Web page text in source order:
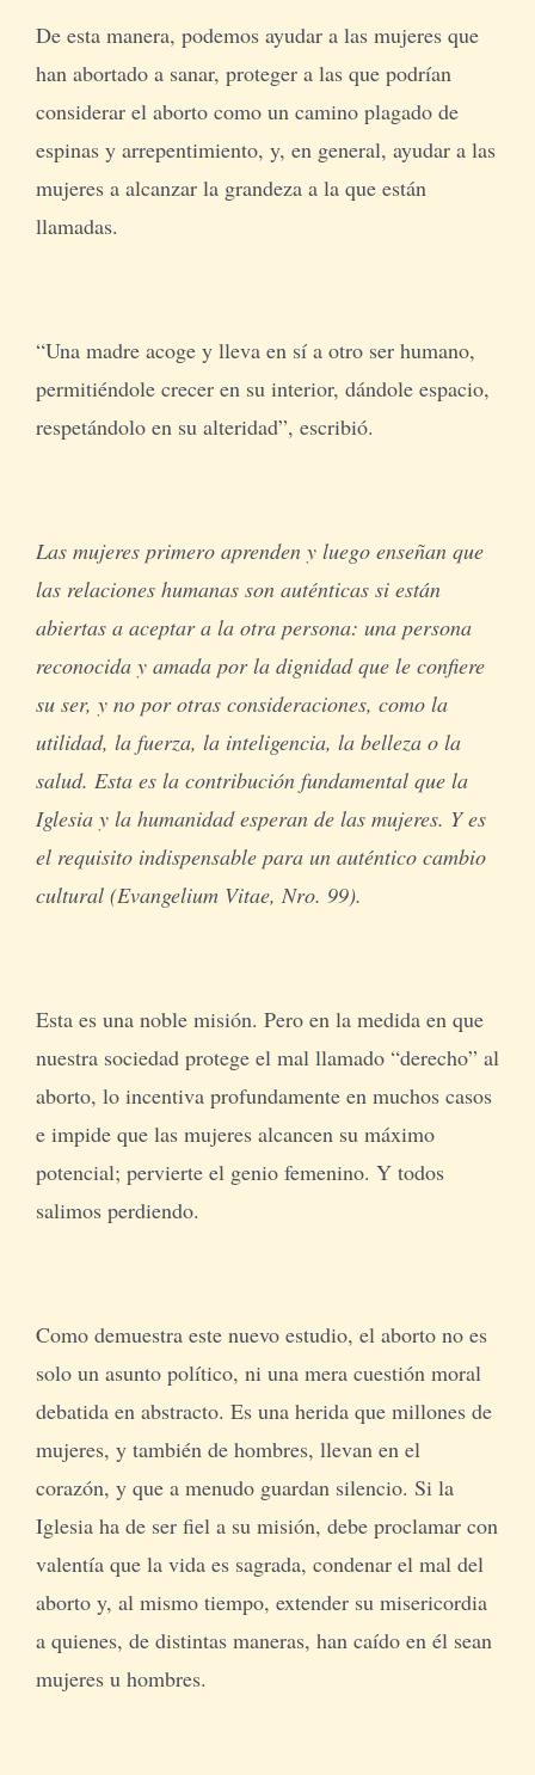
De esta manera, podemos ayudar a las mujeres que
han abortado a sanar, proteger a las que podrían
considerar el aborto como un camino plagado de
espinas y arrepentimiento, y, en general, ayudar a las
mujeres a alcanzar la grandeza a la que están
llamadas.
“Una madre acoge y lleva en sí a otro ser humano,
permitiéndole crecer en su interior, dándole espacio,
respetándolo en su alteridad”, escribió.
Las mujeres primero aprenden y luego enseñan que
las relaciones humanas son auténticas si están
abiertas a aceptar a la otra persona: una persona
reconocida y amada por la dignidad que le confiere
su ser, y no por otras consideraciones, como la
utilidad, la fuerza, la inteligencia, la belleza o la
salud. Esta es la contribución fundamental que la
Iglesia y la humanidad esperan de las mujeres. Y es
el requisito indispensable para un auténtico cambio
cultural (Evangelium Vitae, Nro. 99).
Esta es una noble misión. Pero en la medida en que
nuestra sociedad protege el mal llamado “derecho” al
aborto, lo incentiva profundamente en muchos casos
e impide que las mujeres alcancen su máximo
potencial; pervierte el genio femenino. Y todos
salimos perdiendo.
Como demuestra este nuevo estudio, el aborto no es
solo un asunto político, ni una mera cuestión moral
debatida en abstracto. Es una herida que millones de
mujeres, y también de hombres, llevan en el
corazón, y que a menudo guardan silencio. Si la
Iglesia ha de ser fiel a su misión, debe proclamar con
valentía que la vida es sagrada, condenar el mal del
aborto y, al mismo tiempo, extender su misericordia
a quienes, de distintas maneras, han caído en él sean
mujeres u hombres.